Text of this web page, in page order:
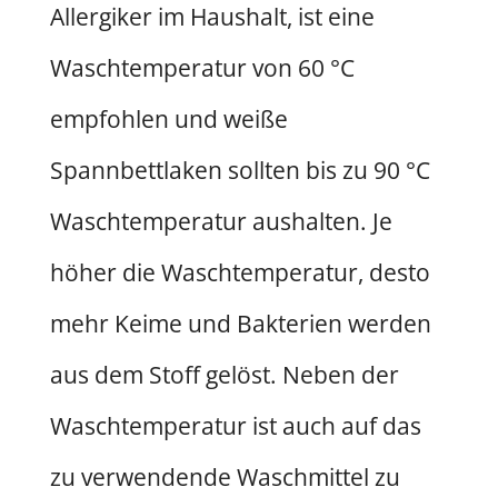
Allergiker im Haushalt, ist eine
Waschtemperatur von 60 °C
empfohlen und weiße
Spannbettlaken sollten bis zu 90 °C
Waschtemperatur aushalten. Je
höher die Waschtemperatur, desto
mehr Keime und Bakterien werden
aus dem Stoff gelöst. Neben der
Waschtemperatur ist auch auf das
zu verwendende Waschmittel zu